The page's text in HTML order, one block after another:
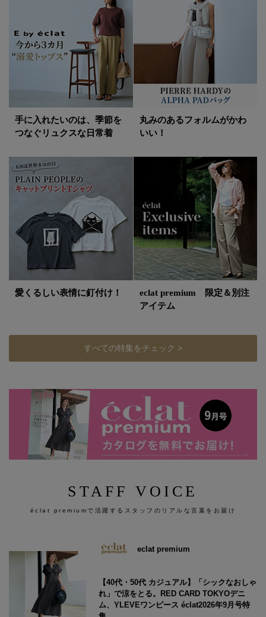
手に入れたいのは、季節を
つなぐリュクスな日常着
丸みのあるフォルムがかわ
いい！
愛くるしい表情に釘付け！
eclat premium 限定＆別注
アイテム
すべての特集をチェック >
STAFF VOICE
éclat premiumで活躍するスタッフのリアルな言葉をお届け
eclat premium
【40代・50代 カジュアル】「シックなおしゃ
れ」で涼をとる。RED CARD TOKYOデニ
ム、YLEVEワンピース éclat2026年9月号特